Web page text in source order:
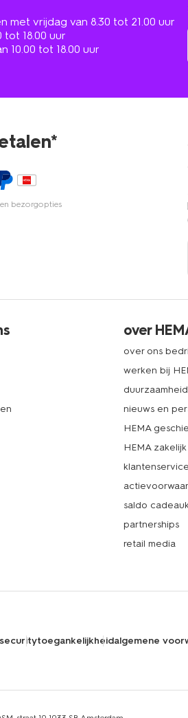
met vrijdag van 8.30 tot 21.00 uur
tot 18.00 uur
10.00 tot 18.00 uur
bezorgopties
over
over ons
werken bij
duurzaamheid
nieuws en
HEMA
HEMA zakelijk
klantenservice
saldo
partnerships
retail media
securitytoegankelijkheidalgemene